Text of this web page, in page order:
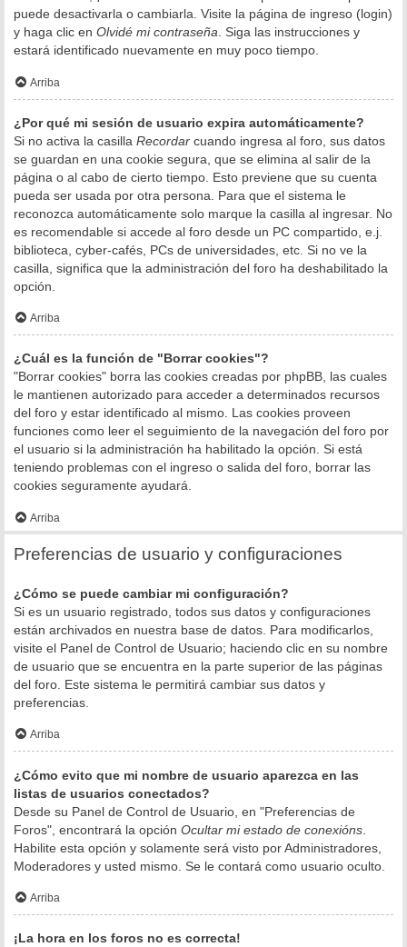
puede desactivarla o cambiarla. Visite la página de ingreso (login)
y haga clic en Olvidé mi contraseña. Siga las instrucciones y
estará identificado nuevamente en muy poco tiempo.
Arriba
¿Por qué mi sesión de usuario expira automáticamente?
Si no activa la casilla Recordar cuando ingresa al foro, sus datos
se guardan en una cookie segura, que se elimina al salir de la
página o al cabo de cierto tiempo. Esto previene que su cuenta
pueda ser usada por otra persona. Para que el sistema le
reconozca automáticamente solo marque la casilla al ingresar. No
es recomendable si accede al foro desde un PC compartido, e.j.
biblioteca, cyber-cafés, PCs de universidades, etc. Si no ve la
casilla, significa que la administración del foro ha deshabilitado la
opción.
Arriba
¿Cuál es la función de "Borrar cookies"?
"Borrar cookies" borra las cookies creadas por phpBB, las cuales
le mantienen autorizado para acceder a determinados recursos
del foro y estar identificado al mismo. Las cookies proveen
funciones como leer el seguimiento de la navegación del foro por
el usuario si la administración ha habilitado la opción. Si está
teniendo problemas con el ingreso o salida del foro, borrar las
cookies seguramente ayudará.
Arriba
Preferencias de usuario y configuraciones
¿Cómo se puede cambiar mi configuración?
Si es un usuario registrado, todos sus datos y configuraciones
están archivados en nuestra base de datos. Para modificarlos,
visite el Panel de Control de Usuario; haciendo clic en su nombre
de usuario que se encuentra en la parte superior de las páginas
del foro. Este sistema le permitirá cambiar sus datos y
preferencias.
Arriba
¿Cómo evito que mi nombre de usuario aparezca en las
listas de usuarios conectados?
Desde su Panel de Control de Usuario, en "Preferencias de
Foros", encontrará la opción Ocultar mi estado de conexións
Habilite esta opción y solamente será visto por Administradores,
Moderadores y usted mismo. Se le contará como usuario oculto.
Arriba
¡La hora en los foros no es correcta!